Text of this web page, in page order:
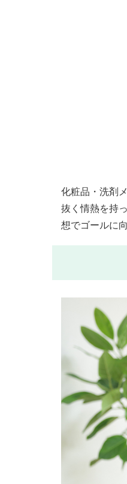
化粧品・洗剤
抜く情熱を持
想でゴールに